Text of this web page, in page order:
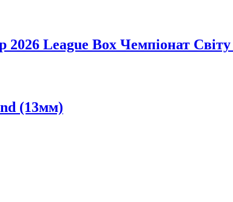
League Box Чемпіонат
(13мм)